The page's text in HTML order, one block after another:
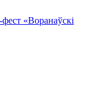
«Воранаўскі